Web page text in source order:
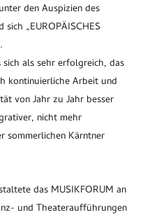
den Auspizien des
„EUROPÄISCHES
als sehr erfolgreich, das
kontinuierliche Arbeit und
von Jahr zu Jahr besser
nicht mehr
sommerlichen Kärntner
das MUSIKFORUM an
und Theateraufführungen